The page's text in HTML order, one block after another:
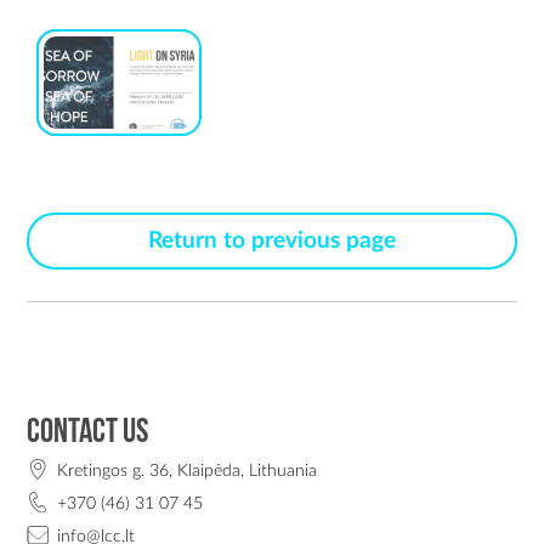
Return to previous page
Contact us
Kretingos g. 36, Klaipėda, Lithuania
+370 (46) 31 07 45
info@lcc.lt